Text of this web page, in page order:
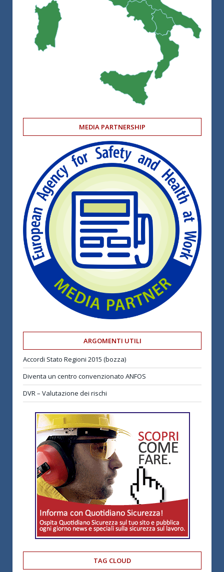
MEDIA PARTNERSHIP
ARGOMENTI UTILI
Accordi Stato Regioni 2015 (bozza)
Diventa un centro convenzionato ANFOS
DVR – Valutazione dei rischi
TAG CLOUD